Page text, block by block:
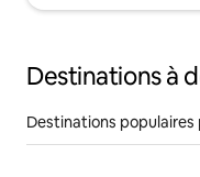
Destinations à
Destinations populaires